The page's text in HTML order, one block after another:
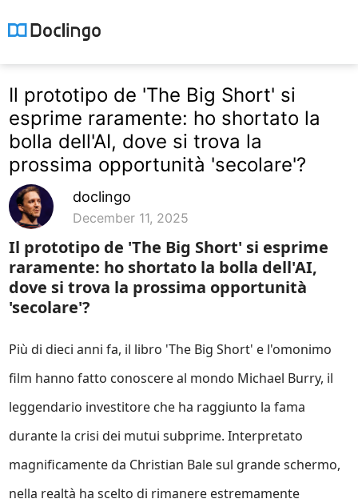
Il prototipo de 'The Big Short' si
esprime raramente: ho shortato la
bolla dell'AI, dove si trova la
prossima opportunità 'secolare'?
doclingo
December 11, 2025
Il prototipo de 'The Big Short' si esprime
raramente: ho shortato la bolla dell'AI,
dove si trova la prossima opportunità
'secolare'?
Più di dieci anni fa, il libro 'The Big Short' e l'omonimo
film hanno fatto conoscere al mondo Michael Burry, il
leggendario investitore che ha raggiunto la fama
durante la crisi dei mutui subprime. Interpretato
magnificamente da Christian Bale sul grande schermo,
nella realtà ha scelto di rimanere estremamente